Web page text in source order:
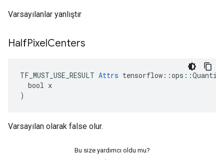
Varsayılanlar yanlıştır
HalfPixelCenters
TF_MUST_USE_RESULT Attrs
  bool x
)
Varsayılan olarak false olur.
Bu size yardımcı oldu mu?